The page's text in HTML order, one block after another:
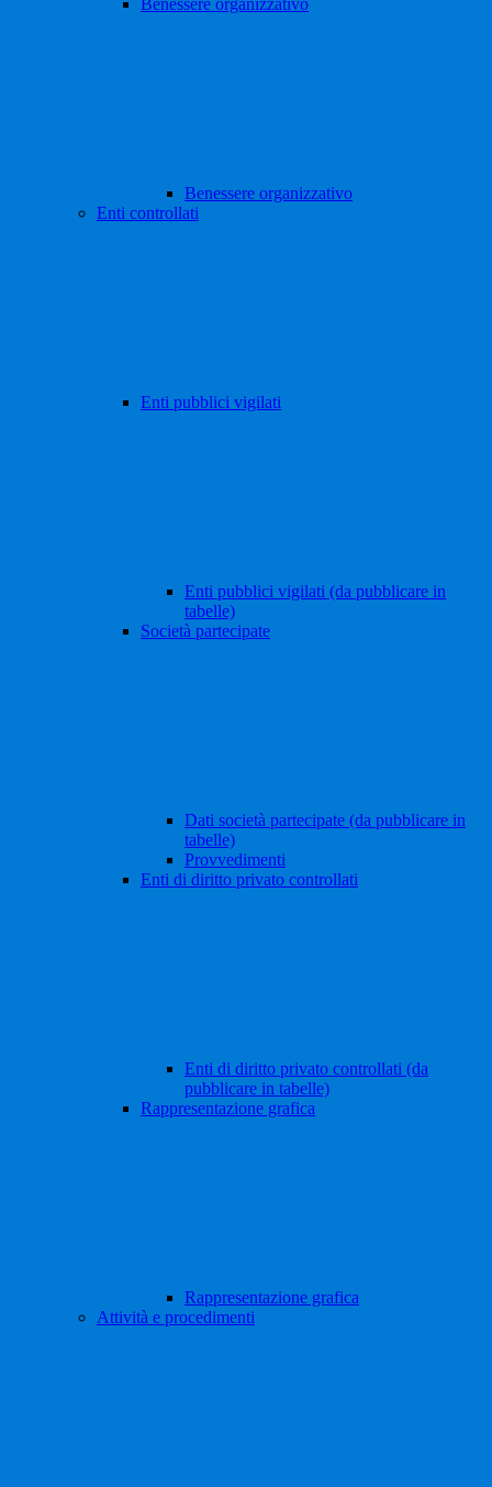
Benessere organizzativo
Benessere organizzativo
Enti controllati
Enti pubblici vigilati
Enti pubblici vigilati (da pubblicare in
tabelle)
Società partecipate
Dati società partecipate (da pubblicare in
tabelle)
Provvedimenti
Enti di diritto privato controllati
Enti di diritto privato controllati (da
pubblicare in tabelle)
Rappresentazione grafica
Rappresentazione grafica
Attività e procedimenti